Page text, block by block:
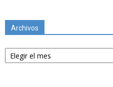
Archivos
Archivos